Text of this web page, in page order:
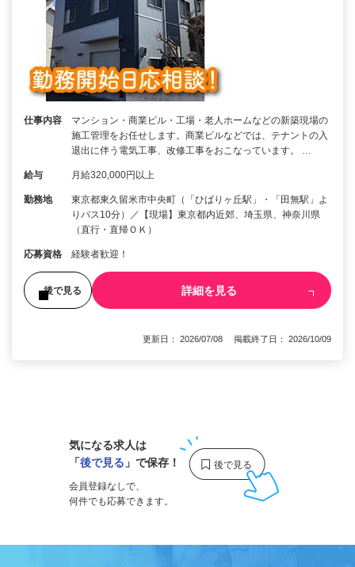
仕事内容
マンション・商業ビル・工場・老人ホームなどの新築現場の
施工管理をお任せします。商業ビルなどでは、テナントの入
退出に伴う電気工事、改修工事をおこなっています。 …
給与 月給320,000円以上
勤務地
東京都東久留米市中央町（「ひばりヶ丘駅」・「田無駅」よ
りバス10分）／【現場】東京都内近郊、埼玉県、神奈川県
（直行・直帰ＯＫ）
応募資格 経験者歓迎！
後で見る 詳細を見る
更新日： 2026/07/08 掲載終了日： 2026/10/09
気になる求人は
「後で見る 」で保存！
会員登録なしで、
何件でも応募できます。